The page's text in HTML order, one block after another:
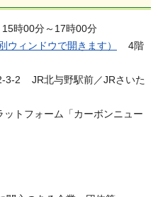
時00分～17時00分
ウィンドウで開きます）
4階
JR北与野駅前／JRさいた
トフォーム「カーボンニュー